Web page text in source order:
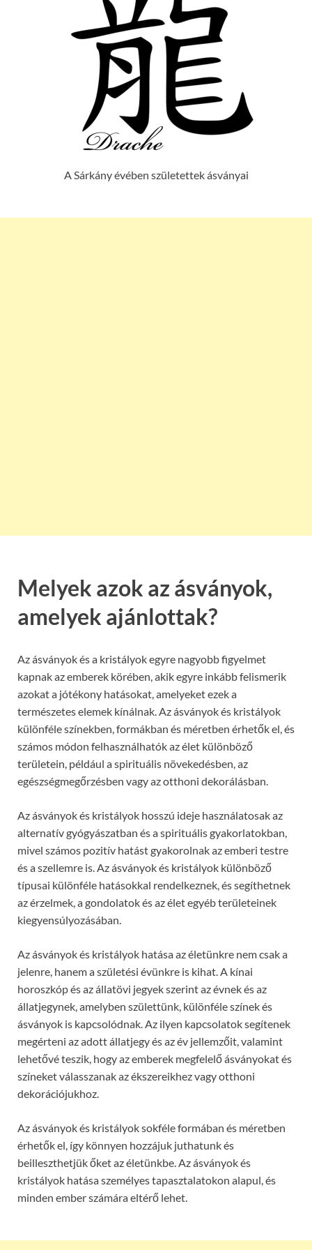
A Sárkány évében születettek ásványai
Melyek azok az ásványok,
amelyek ajánlottak?
Az ásványok és a kristályok egyre nagyobb figyelmet
kapnak az emberek körében, akik egyre inkább felismerik
azokat a jótékony hatásokat, amelyeket ezek a
természetes elemek kínálnak. Az ásványok és kristályok
különféle színekben, formákban és méretben érhetők el, és
számos módon felhasználhatók az élet különböző
területein, például a spirituális növekedésben, az
egészségmegőrzésben vagy az otthoni dekorálásban.
Az ásványok és kristályok hosszú ideje használatosak az
alternatív gyógyászatban és a spirituális gyakorlatokban,
mivel számos pozitív hatást gyakorolnak az emberi testre
és a szellemre is. Az ásványok és kristályok különböző
típusai különféle hatásokkal rendelkeznek, és segíthetnek
az érzelmek, a gondolatok és az élet egyéb területeinek
kiegyensúlyozásában.
Az ásványok és kristályok hatása az életünkre nem csak a
jelenre, hanem a születési évünkre is kihat. A kínai
horoszkóp és az állatövi jegyek szerint az évnek és az
állatjegynek, amelyben születtünk, különféle színek és
ásványok is kapcsolódnak. Az ilyen kapcsolatok segítenek
megérteni az adott állatjegy és az év jellemzőit, valamint
lehetővé teszik, hogy az emberek megfelelő ásványokat és
színeket válasszanak az ékszereikhez vagy otthoni
dekorációjukhoz.
Az ásványok és kristályok sokféle formában és méretben
érhetők el, így könnyen hozzájuk juthatunk és
beilleszthetjük őket az életünkbe. Az ásványok és
kristályok hatása személyes tapasztalatokon alapul, és
minden ember számára eltérő lehet.